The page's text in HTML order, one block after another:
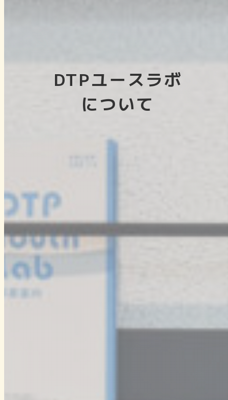
DTPユースラボ
について